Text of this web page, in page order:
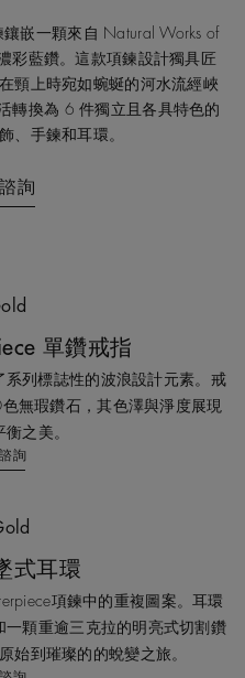
嵌一顆來自 Natural Works of
彩藍鑽。這款項鍊設計獨具匠
頸上時宛如蜿蜒的河水流經峽
轉換為 6 件獨立且各具特色的
、手鍊和耳環。
詢
單鑽戒指
系列標誌性的波浪設計元素。戒
無瑕鑽石，其色澤與淨度展現
之美。
詢
式耳環
項鍊中的重複圖案。耳環
顆重逾三克拉的明亮式切割鑽
始到璀璨的的蛻變之旅。